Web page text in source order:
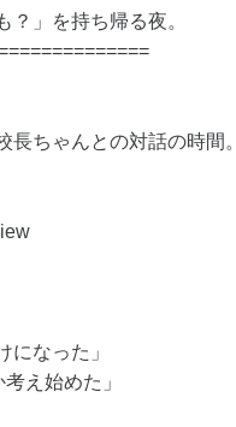
？」を持ち帰る夜。
ちゃんとの対話の時間。
になった」
え始めた」